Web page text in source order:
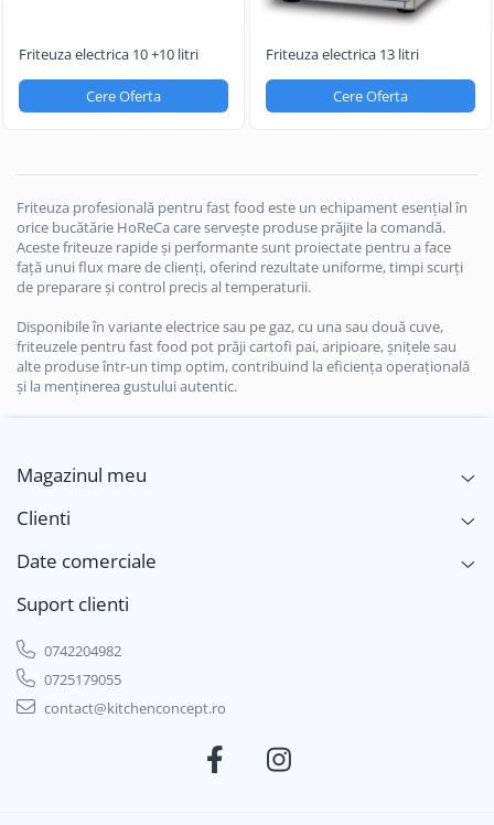
Friteuza electrica 10 +10 litri
Cere Oferta
Friteuza electrica 13 litri
Cere Oferta
Friteuza profesională pentru fast food este un echipament esențial în
orice bucătărie HoReCa care servește produse prăjite la comandă.
Aceste friteuze rapide și performante sunt proiectate pentru a face
față unui flux mare de clienți, oferind rezultate uniforme, timpi scurți
de preparare și control precis al temperaturii.
Disponibile în variante electrice sau pe gaz, cu una sau două cuve,
friteuzele pentru fast food pot prăji cartofi pai, aripioare, șnițele sau
alte produse într-un timp optim, contribuind la eficiența operațională
și la menținerea gustului autentic.
Magazinul meu
Clienti
Date comerciale
Suport clienti
0742204982
0725179055
contact@kitchenconcept.ro